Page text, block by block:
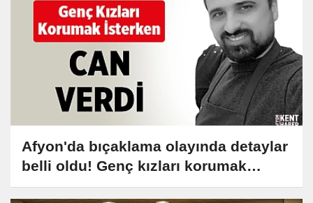
Afyon'da bıçaklama olayında detaylar
belli oldu! Genç kızları korumak
isterken can verdi!